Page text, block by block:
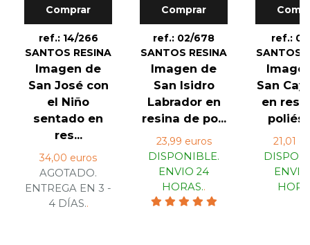
Comprar
ref.: 14/266
SANTOS RESINA
Imagen de
San José con
el Niño
sentado en
res...
34,00 euros
AGOTADO.
ENTREGA EN 3 -
4 DÍAS..
Comprar
ref.: 02/678
SANTOS RESINA
Imagen de
San Isidro
Labrador en
resina de po...
23,99 euros
DISPONIBLE.
ENVIO 24
HORAS..
ref.:
SANTOS
San
en
21,01